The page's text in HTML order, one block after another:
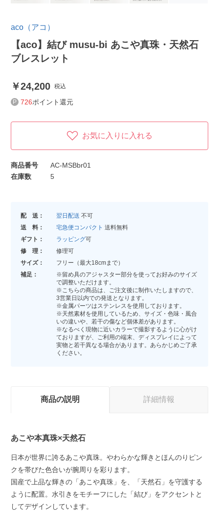
aco（アコ）
【aco】結び musu-bi あこや真珠・天然石
ブレスレット
24,200 税込
726ポイント還元
お気に入りに入れる
商品番号
AC-MSBbr01
在庫数
5
配 送： 翌日配送 不可
送 料：
宅急便コンパクト 送料無料
ギフト：
ラッピング可
修 理：
修理可
サイズ：
フリー（最大18cmまで）
補足：
※留め具のアジャスター部分を使ってお好みのサイズ
で調整いただけます。
※こちらの商品は、ご注文後に制作いたしますので、
3営業日以内での発送となります。
※金属パーツはステンレスを使用しております。
※天然素材を使用しているため、サイズ・色味・風合
いの違いや、若干の傷など個体差があります。
※なるべく現物に近いカラーで撮影するように心がけ
ておりますが、ご利用の端末、ディスプレイによって
実物と若干異なる場合があります。あらかじめご了承
ください。
商品の説明 詳細情報
あこや本真珠×天然石
日本が世界に誇るあこや真珠。やわらかな輝きとほんのりピン
クを帯びた色合いが腕周りを彩ります。
国産で上品な輝きの「あこや真珠」を、「天然石」を守護する
ように配置。水引きをモチーフにした「結び」をアクセントと
してデザインしています。